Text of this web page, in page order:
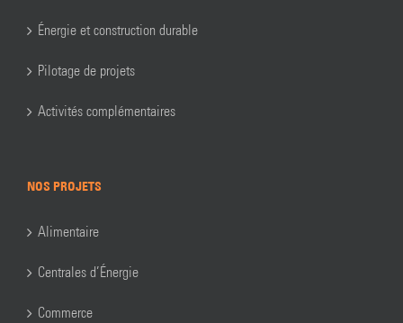
Énergie et construction durable
Pilotage de projets
Activités complémentaires
NOS PROJETS
Alimentaire
Centrales d’Énergie
Commerce